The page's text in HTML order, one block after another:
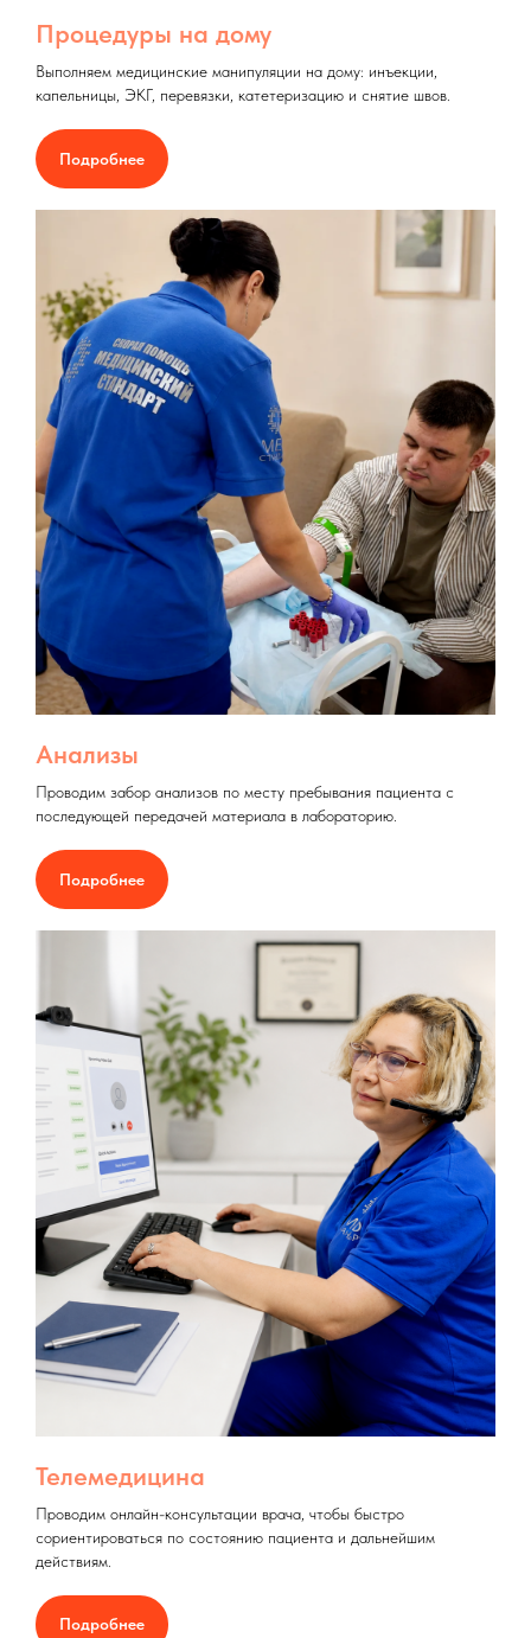
Процедуры на дому
Выполняем медицинские манипуляции на дому: инъекции,
капельницы, ЭКГ, перевязки, катетеризацию и снятие швов.
Подробнее
Анализы
Проводим забор анализов по месту пребывания пациента с
последующей передачей материала в лабораторию.
Подробнее
Телемедицина
Проводим онлайн-консультации врача, чтобы быстро
сориентироваться по состоянию пациента и дальнейшим
действиям.
Подробнее